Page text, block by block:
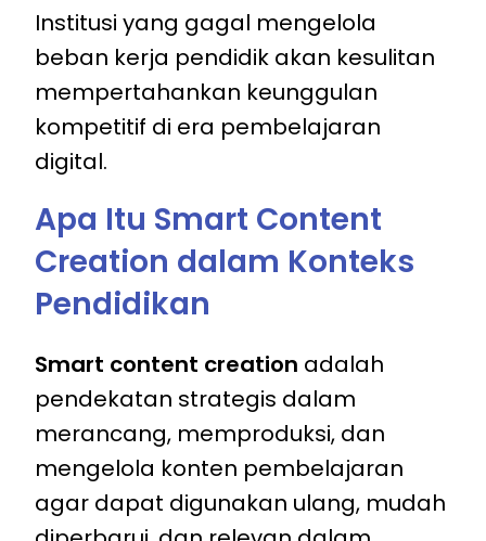
Institusi yang gagal mengelola
beban kerja pendidik akan kesulitan
mempertahankan keunggulan
kompetitif di era pembelajaran
digital.
Apa Itu Smart Content
Creation dalam Konteks
Pendidikan
Smart content creation adalah
pendekatan strategis dalam
merancang, memproduksi, dan
mengelola konten pembelajaran
agar dapat digunakan ulang, mudah